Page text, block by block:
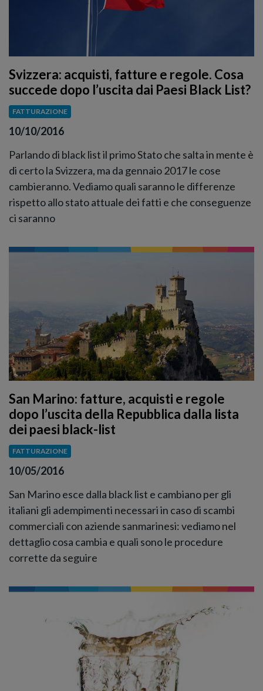
Svizzera: acquisti, fatture e regole. Cosa
succede dopo l’uscita dai Paesi Black List?
FATTURAZIONE
10/10/2016
Parlando di black list il primo Stato che salta in mente è
di certo la Svizzera, ma da gennaio 2017 le cose
cambieranno. Vediamo quali saranno le differenze
rispetto allo stato attuale dei fatti e che conseguenze
ci saranno
San Marino: fatture, acquisti e regole
dopo l’uscita della Repubblica dalla lista
dei paesi black-list
FATTURAZIONE
10/05/2016
San Marino esce dalla black list e cambiano per gli
italiani gli adempimenti necessari in caso di scambi
commerciali con aziende sanmarinesi: vediamo nel
dettaglio cosa cambia e quali sono le procedure
corrette da seguire